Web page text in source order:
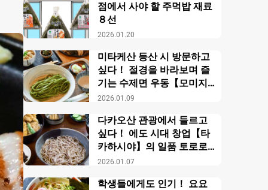
2026.01.20
점에서 사야 할 주먹밥 재료
８선
2026.01.09
미타케산 등산 시 방문하고
싶다！ 절경을 바라보며 즐
기는 수제면 우동【모미지
야】
2026.01.07
다카오산 관광에서 들르고
싶다！ 에도 시대 창업【타
카하시야】의 일품 토로로
소바
학생들에게도 인기！ 요요